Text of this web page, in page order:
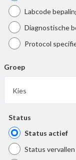
Labcode
Diagnostische
Protocol
Groep
Kies
Status
Status actief
Status vervallen